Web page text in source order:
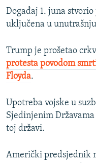
Događaj 1. juna
uključena u
Trump je prošetao
protesta povodom
Floyda.
Upotreba vojske u
Sjedinjenim
toj državi.
Američki predsjednik